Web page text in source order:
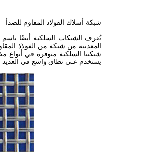
شبكة أسلاك الفولاذ المقاوم للصدأ
تُعرف الشبكات السلكية أيضًا
المعدنية من شبكة من الفولاذ
شبكتنا السلكية متوفرة في أنواع
يستخدم على نطاق واسع في العديد